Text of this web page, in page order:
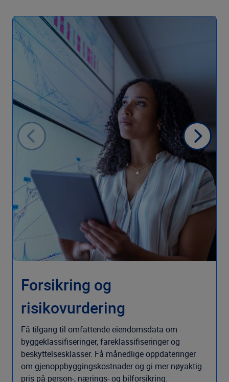
Forsikring og
risikovurdering
Få tilgang til omfattende eiendomsdata om
byggeklassifiseringer, fareklassifiseringer og
beskyttelsesklasser. Få månedlige oppdateringer
om gjenoppbyggingskostnader og gi mer nøyaktig
pris på person-, nærings- og bilforsikring.